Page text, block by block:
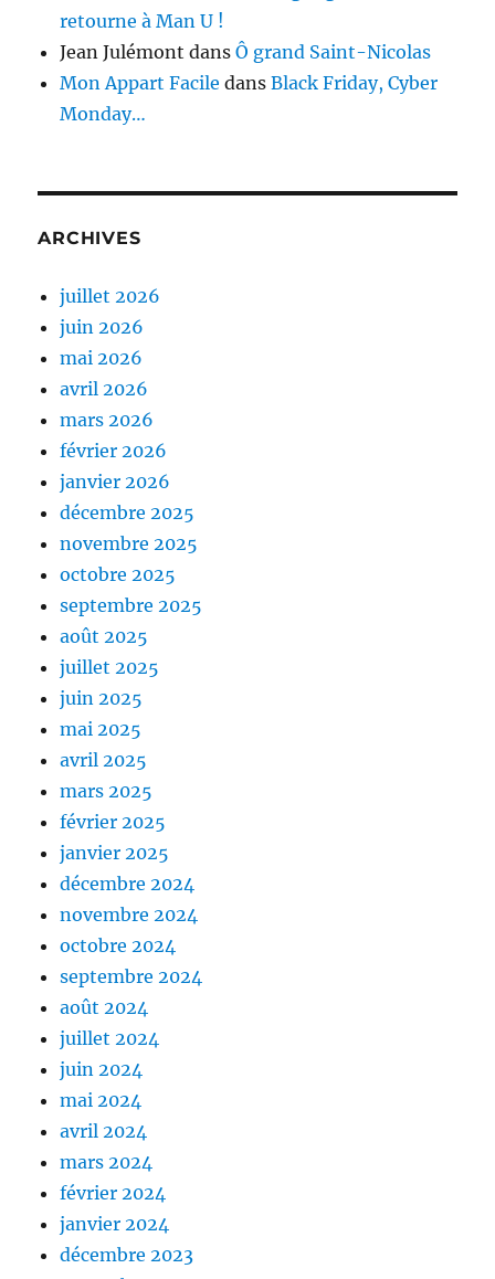
retourne à Man U !
Jean Julémont dansÔ grand Saint-Nicolas
Mon Appart Facile dansBlack Friday, Cyber
Monday…
ARCHIVES
juillet 2026
juin 2026
mai 2026
avril 2026
mars 2026
février 2026
janvier 2026
décembre 2025
novembre 2025
octobre 2025
septembre 2025
août 2025
juillet 2025
juin 2025
mai 2025
avril 2025
mars 2025
février 2025
janvier 2025
décembre 2024
novembre 2024
octobre 2024
septembre 2024
août 2024
juillet 2024
juin 2024
mai 2024
avril 2024
mars 2024
février 2024
janvier 2024
décembre 2023